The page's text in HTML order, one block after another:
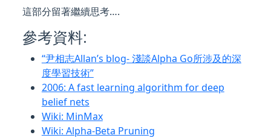
這部分留著繼續思考….
參考資料:
“尹相志Allan’s blog- 淺談Alpha Go所涉及的深
度學習技術”
2006: A fast learning algorithm for deep
belief nets
Wiki: MinMax
Wiki: Alpha-Beta Pruning